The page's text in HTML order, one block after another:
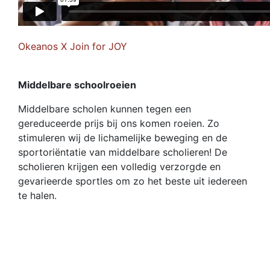
Okeanos X Join for JOY
Middelbare schoolroeien
Middelbare scholen kunnen tegen een
gereduceerde prijs bij ons komen roeien. Zo
stimuleren wij de lichamelijke beweging en de
sportoriëntatie van middelbare scholieren! De
scholieren krijgen een volledig verzorgde en
gevarieerde sportles om zo het beste uit iedereen
te halen.